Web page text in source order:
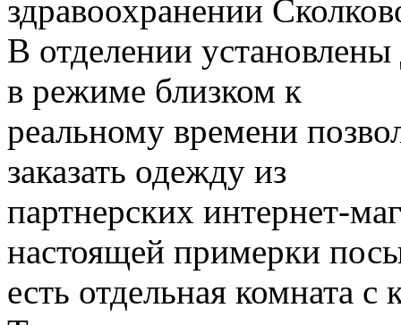
здравоохранении
В отделении
в режиме близком к
реальному времени
заказать одежду из
партнерских интернет-
настоящей примерки
есть отдельная комната с